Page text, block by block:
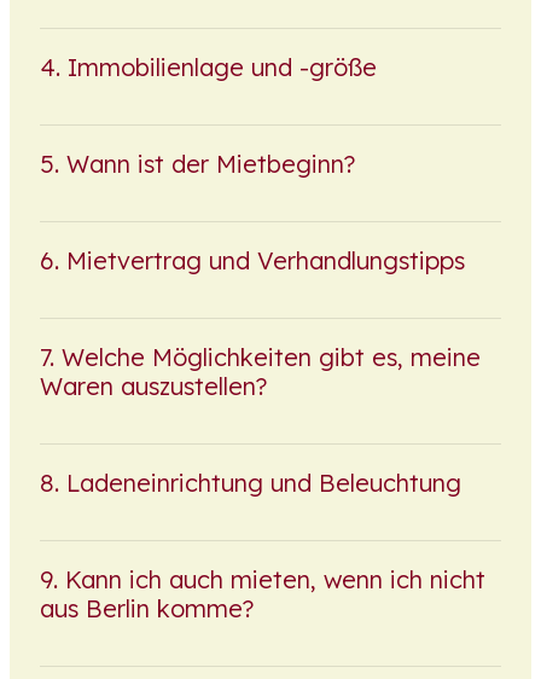
Immobilienlage und -größe
Wann ist der Mietbeginn?
Mietvertrag und Verhandlungstipps
Welche Möglichkeiten gibt es, meine
Waren auszustellen?
Ladeneinrichtung und Beleuchtung
Kann ich auch mieten, wenn ich nicht
aus Berlin komme?